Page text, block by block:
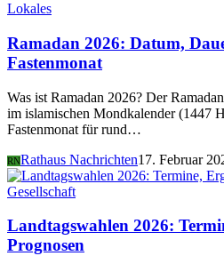
Lokales
Ramadan 2026: Datum,
Fastenmonat
Was ist Ramadan 2026? Der
im islamischen Mondkalender (1447
Fastenmonat für rund…
RNRathaus Nachrichten17. Februar
Gesellschaft
Landtagswahlen 2026:
Prognosen